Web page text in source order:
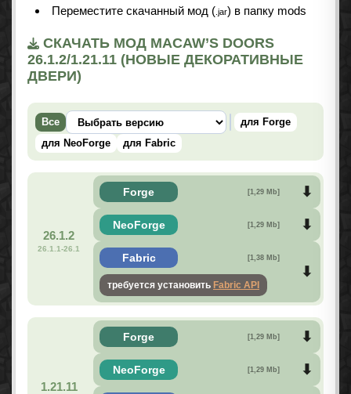
Переместите скачанный мод ( .jar) в папку mods
СКАЧАТЬ МОД MACAW’S DOORS
26.1.2/1.21.11 (НОВЫЕ ДЕКОРАТИВНЫЕ
ДВЕРИ)
Все
для Forge
для NeoForge
для Fabric
26.1.2
26.1.1-26.1
Forge [1,29 Mb]
NeoForge [1,29 Mb]
Fabric [1,38 Mb]
требуется установить Fabric API
1.21.11
Forge [1,29 Mb]
NeoForge [1,29 Mb]